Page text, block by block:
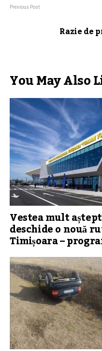
Previous Post
Razie de
You May Also
Vestea mult
deschide o nouă
Timișoara –